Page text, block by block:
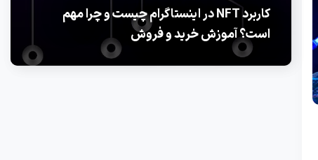
کاربرد NFT در اینستاگرام چیست و چرا مهم
است؟ آموزش خرید و فروش